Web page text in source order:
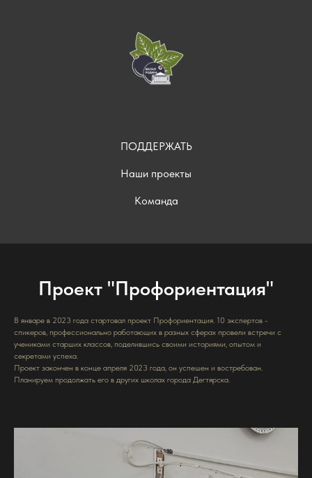
ПОДДЕРЖАТЬ
Наши проекты
Команда
Проект "Профориентация"
В январе в 2023 года стартовал проект Профориентация. 10 экспертов -
спикеров, профессионально работающих в разных сферах провели встречи с
учениками старших классов, поделившись своими историями, опытом и
секретами успеха.
Проект закончен в конце апреля 2023 года, он успешен и востребован.
Планируем продолжать его в других школах города Дегтярска.